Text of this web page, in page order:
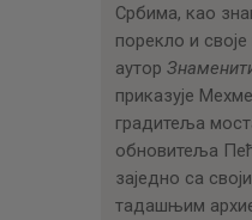
Србима, као
порекло и
аутор
приказује
градитеља
обновитеља
заједно са
тадашњим